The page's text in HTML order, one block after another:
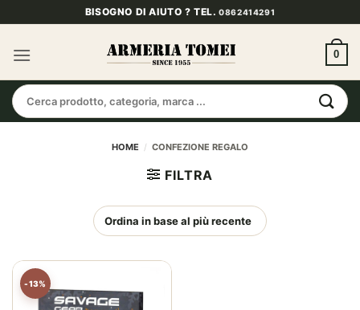
ai
contenuti
BISOGNO DI AIUTO ? TEL.0862414291
0
Cerca:
HOME / CONFEZIONE REGALO
FILTRA
-13%